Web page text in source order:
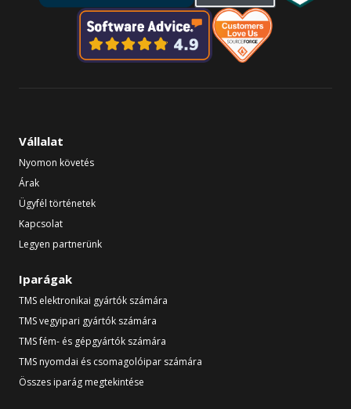
Vállalat
Nyomon követés
Árak
Ügyfél történetek
Kapcsolat
Legyen partnerünk
Iparágak
TMS elektronikai gyártók számára
TMS vegyipari gyártók számára
TMS fém- és gépgyártók számára
TMS nyomdai és csomagolóipar számára
Összes iparág megtekintése